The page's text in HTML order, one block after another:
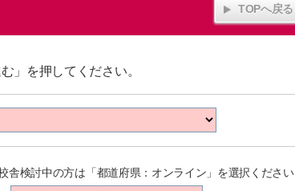
TOPへ戻る
」を押してください。
舎検討中の方は「都道府県：オンライン」を選択ください